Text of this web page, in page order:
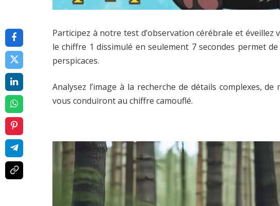
Participez à notre test d’observation cérébrale et éveillez
le chiffre 1 dissimulé en seulement 7 secondes permet
perspicaces.
Analysez l’image à la recherche de détails complexes,
vous conduiront au chiffre camouflé.